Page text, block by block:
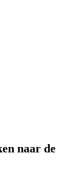
naar de